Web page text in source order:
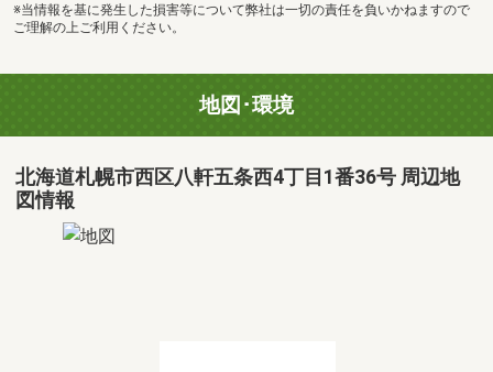
※当情報を基に発生した損害等について弊社は一切の責任を負いかねますので
ご理解の上ご利用ください。
地図･環境
北海道札幌市西区八軒五条西4丁目1番36号 周辺地
図情報